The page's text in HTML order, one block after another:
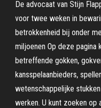
De advocaat van Stijn
voor twee weken in
betrokkenheid bij onder
miljoenen Op deze pagina
betreffende gokken,
kansspelaanbieders,
wetenschappelijke
werken. U kunt zoeken op